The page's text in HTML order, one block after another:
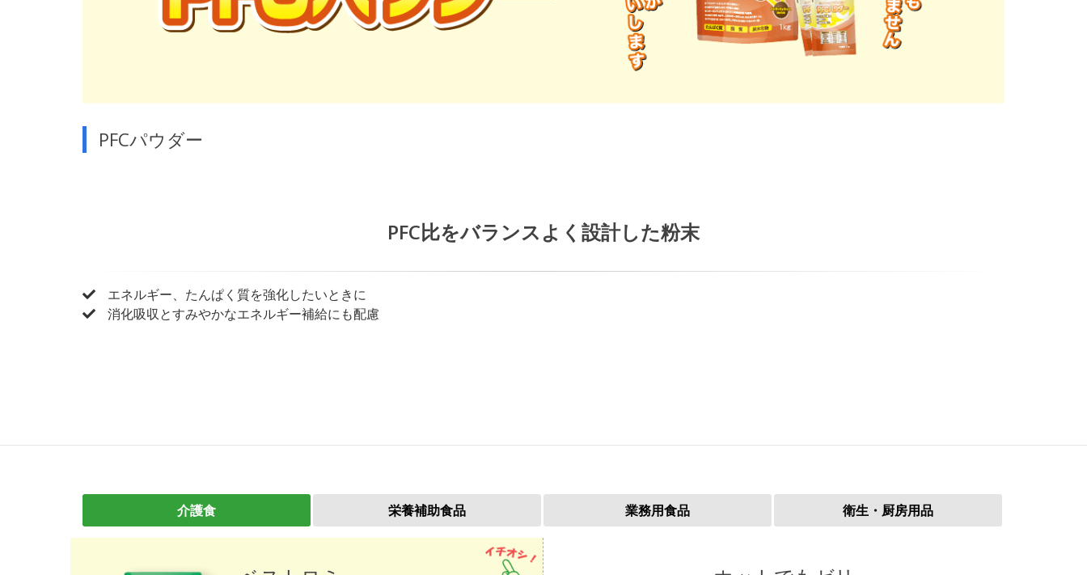
PFCパウダー
PFC比をバランスよく設計した粉末
エネルギー、たんぱく質を強化したいときに
消化吸収とすみやかなエネルギー補給にも配慮
介護食 栄養補助食品 業務用食品 衛生・厨房用品